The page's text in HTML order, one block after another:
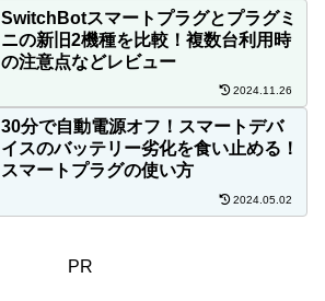
SwitchBotスマートプラグとプラグミ
ニの新旧2機種を比較！複数台利用時
の注意点などレビュー
2024.11.26
30分で自動電源オフ！スマートデバ
イスのバッテリー劣化を食い止める！
スマートプラグの使い方
2024.05.02
PR